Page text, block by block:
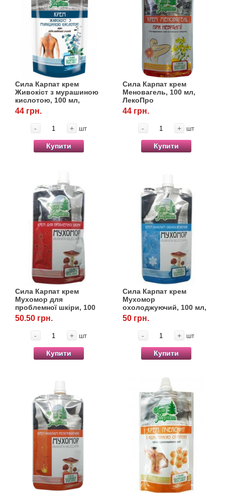
Сила Карпат крем
Живокіст з мурашиною
кислотою, 100 мл,
ЛекоПро
44 грн.
- + шт
Купити
Сила Карпат крем
Меновагель, 100 мл,
ЛекоПро
44 грн.
- + шт
Купити
Сила Карпат крем
Мухомор для
проблемної шкіри, 100
мл, ЛекоПро
50.50 грн.
- + шт
Купити
Сила Карпат крем
Мухомор
охолоджуючий, 100 мл,
ЛекоПро
50 грн.
- + шт
Купити